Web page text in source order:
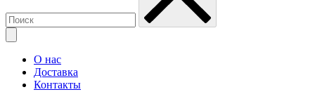
О нас
Доставка
Контакты